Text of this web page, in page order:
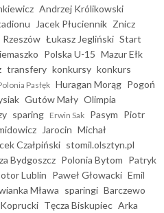
Andrzej Królikowski
Jacek Płuciennik Znicz
Rzeszów Łukasz Jegliński Start
Polska U-15 Mazur Ełk
transfery konkursy konkurs
Pasłęk Huragan Morąg Pogoń
Gutów Mały Olimpia
sparing Erwin Sak Pasym Piotr
Jarocin Michał
Czałpiński stomil.olsztyn.pl
Bydgoszcz Polonia Bytom Patryk
Lublin Paweł Głowacki Emil
Mława sparingi Barczewo
Tęcza Biskupiec Arka